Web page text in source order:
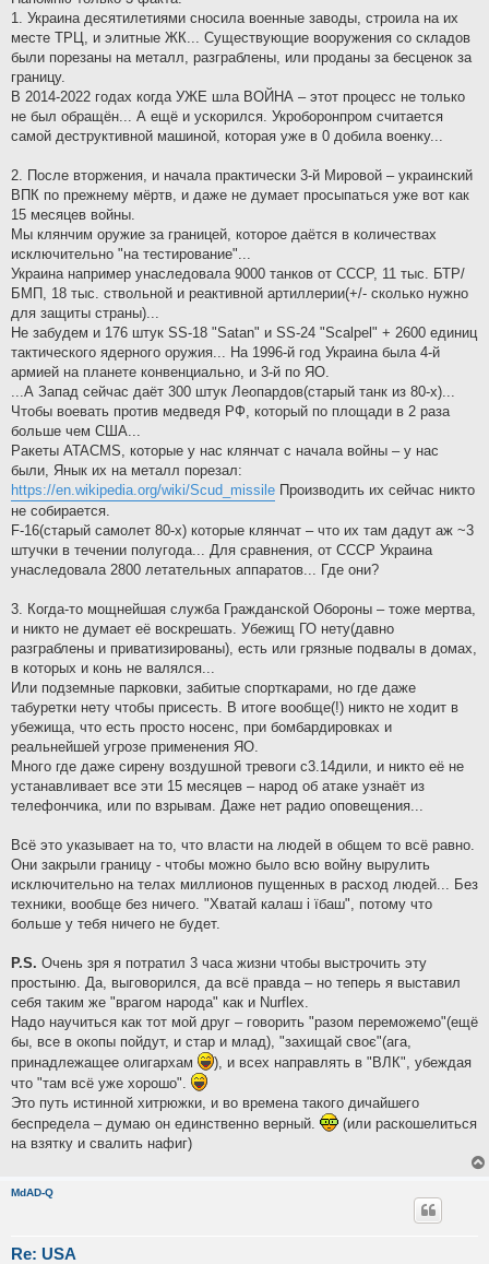
1. Украина десятилетиями сносила военные заводы, строила на их
месте ТРЦ, и элитные ЖК... Существующие вооружения со складов
были порезаны на металл, разграблены, или проданы за бесценок за
границу.
В 2014-2022 годах когда УЖЕ шла ВОЙНА – этот процесс не только
не был обращён... А ещё и ускорился. Укроборонпром считается
самой деструктивной машиной, которая уже в 0 добила военку...
2. После вторжения, и начала практически 3-й Мировой – украинский
ВПК по прежнему мёртв, и даже не думает просыпаться уже вот как
15 месяцев войны.
Мы клянчим оружие за границей, которое даётся в количествах
исключительно "на тестирование"...
Украина например унаследовала 9000 танков от СССР, 11 тыс. БТР/
БМП, 18 тыс. ствольной и реактивной артиллерии(+/- сколько нужно
для защиты страны)...
Не забудем и 176 штук SS-18 "Satan" и SS-24 "Scalpel" + 2600 единиц
тактического ядерного оружия... На 1996-й год Украина была 4-й
армией на планете конвенциально, и 3-й по ЯО.
...А Запад сейчас даёт 300 штук Леопардов(старый танк из 80-х)...
Чтобы воевать против медведя РФ, который по площади в 2 раза
больше чем США...
Ракеты ATACMS, которые у нас клянчат с начала войны – у нас
были, Янык их на металл порезал:
https://en.wikipedia.org/wiki/Scud_missile Производить их сейчас никто
не собирается.
F-16(старый самолет 80-х) которые клянчат – что их там дадут аж ~3
штучки в течении полугода... Для сравнения, от СССР Украина
унаследовала 2800 летательных аппаратов... Где они?
3. Когда-то мощнейшая служба Гражданской Обороны – тоже мертва,
и никто не думает её воскрешать. Убежищ ГО нету(давно
разграблены и приватизированы), есть или грязные подвалы в домах,
в которых и конь не валялся...
Или подземные парковки, забитые спорткарами, но где даже
табуретки нету чтобы присесть. В итоге вообще(!) никто не ходит в
убежища, что есть просто носенс, при бомбардировках и
реальнейшей угрозе применения ЯО.
Много где даже сирену воздушной тревоги с3.14дили, и никто её не
устанавливает все эти 15 месяцев – народ об атаке узнаёт из
телефончика, или по взрывам. Даже нет радио оповещения...
Всё это указывает на то, что власти на людей в общем то всё равно.
Они закрыли границу - чтобы можно было всю войну вырулить
исключительно на телах миллионов пущенных в расход людей... Без
техники, вообще без ничего. "Хватай калаш i їбаш", потому что
больше у тебя ничего не будет.
P.S. Очень зря я потратил 3 часа жизни чтобы выстрочить эту
простыню. Да, выговорился, да всё правда – но теперь я выставил
себя таким же "врагом народа" как и Nurflex.
Надо научиться как тот мой друг – говорить "разом переможемо"(ещё
бы, все в окопы пойдут, и стар и млад), "захищай своє"(ага,
принадлежащее олигархам
), и всех направлять в "ВЛК", убеждая
что "там всё уже хорошо".
Это путь истинной хитрюжки, и во времена такого дичайшего
беспредела – думаю он единственно верный.
(или раскошелиться
на взятку и свалить нафиг)
MdAD-Q
Re: USA